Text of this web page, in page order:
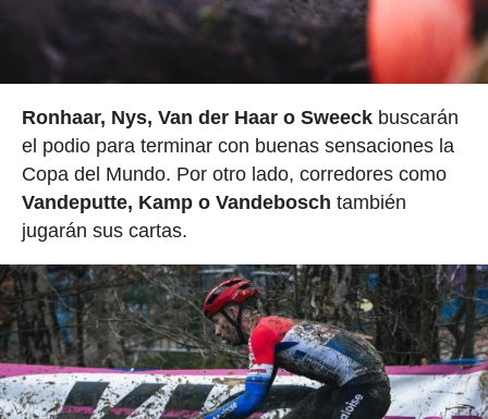
Ronhaar, Nys, Van der Haar o Sweeckbuscarán
el podio para terminar con buenas sensaciones la
Copa del Mundo. Por otro lado, corredores como
Vandeputte, Kamp o Vandebosch también
jugarán sus cartas.